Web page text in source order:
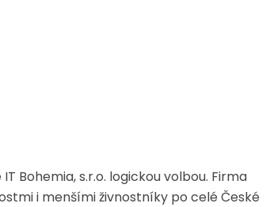
Bohemia, s.r.o. logickou volbou. Firma
i menšími živnostníky po celé České